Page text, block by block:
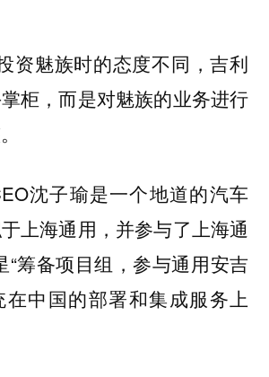
资魅族时的态度不同，吉利
柜，而是对魅族的业务进行
沈子瑜是一个地道的汽车
上海通用，并参与了上海通
“筹备项目组，参与通用安吉
在中国的部署和集成服务上